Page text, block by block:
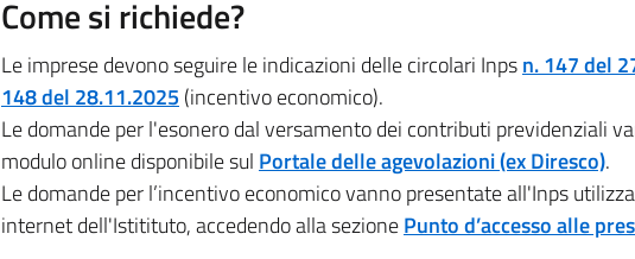
Come si richiede?
Le imprese devono seguire le indicazioni delle circolari Inpsn. 147 del
148 del 28.11.2025 (incentivo economico).
Le domande per l'esonero dal versamento dei contributi previdenziali
modulo online disponibile sul Portale delle agevolazioni (ex Diresco).
Le domande per l’incentivo economico vanno presentate all'Inps
internet dell'Istitituto, accedendo alla sezionePunto d’accesso alle